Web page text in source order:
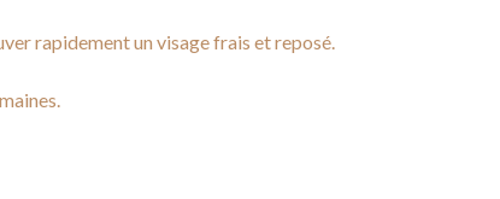
rapidement un visage frais et reposé.